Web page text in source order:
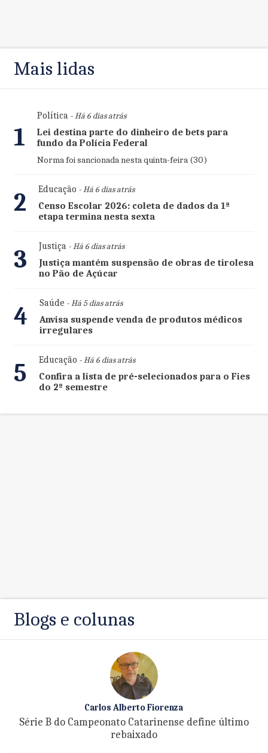
Mais lidas
1
Política- Há 6 dias atrás
Lei destina parte do dinheiro de bets para
fundo da Polícia Federal
Norma foi sancionada nesta quinta-feira (30)
2 Educação - Há 6 dias atrás
Censo Escolar 2026: coleta de dados da 1ª
etapa termina nesta sexta
3 Justiça- Há 6 dias atrás
Justiça mantém suspensão de obras de tirolesa
no Pão de Açúcar
4 Saúde - Há 5 dias atrás
Anvisa suspende venda de produtos médicos
irregulares
5 Educação - Há 6 dias atrás
Confira a lista de pré-selecionados para o Fies
do 2º semestre
Blogs e colunas
Carlos Alberto Fiorenza
Série B do Campeonato Catarinense define último
rebaixado